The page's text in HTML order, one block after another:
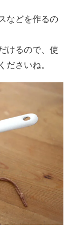
などを作るの
けるので、使
さいね。